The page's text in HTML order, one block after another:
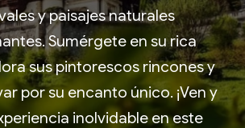
y paisajes naturales
Sumérgete en su rica
sus pintorescos rincones y
por su encanto único. ¡Ven y
inolvidable en este